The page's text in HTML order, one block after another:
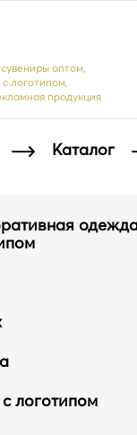
оптом,
логотипом,
продукция
Каталог
логотипом